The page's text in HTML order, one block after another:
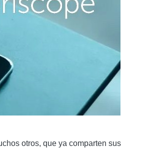
otros, que ya comparten sus